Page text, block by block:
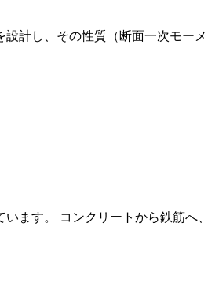
計し、その性質（断面一次モー
ます。 コンクリートから鉄筋へ